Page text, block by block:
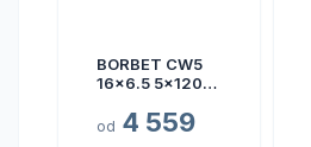
BORBET CW5
16x6.5 5x120
od 4 559